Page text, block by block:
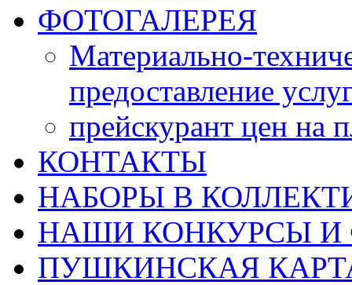
ФОТОГАЛЕРЕЯ
Материально-
предоставление
прейскурант цен на
КОНТАКТЫ
НАБОРЫ В
НАШИ КОНКУРСЫ И
ПУШКИНСКАЯ